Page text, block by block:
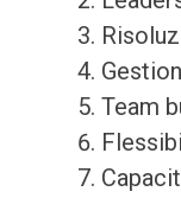
Team